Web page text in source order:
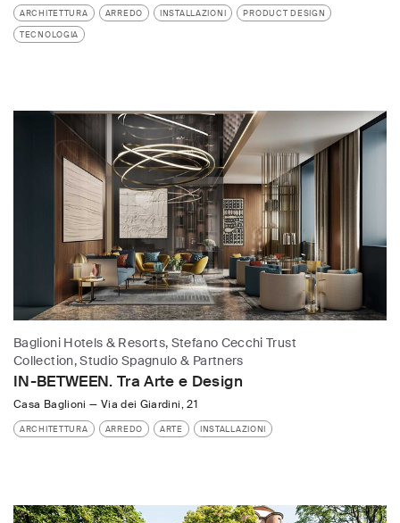
ARCHITETTURA ARREDO INSTALLAZIONI
PRODUCT DESIGN
TECNOLOGIA
Baglioni Hotels & Resorts, Stefano Cecchi Trust
Collection, Studio Spagnulo & Partners
IN-BETWEEN. Tra Arte e Design
Casa Baglioni — Via dei Giardini, 21
ARCHITETTURA ARREDO ARTE INSTALLAZIONI